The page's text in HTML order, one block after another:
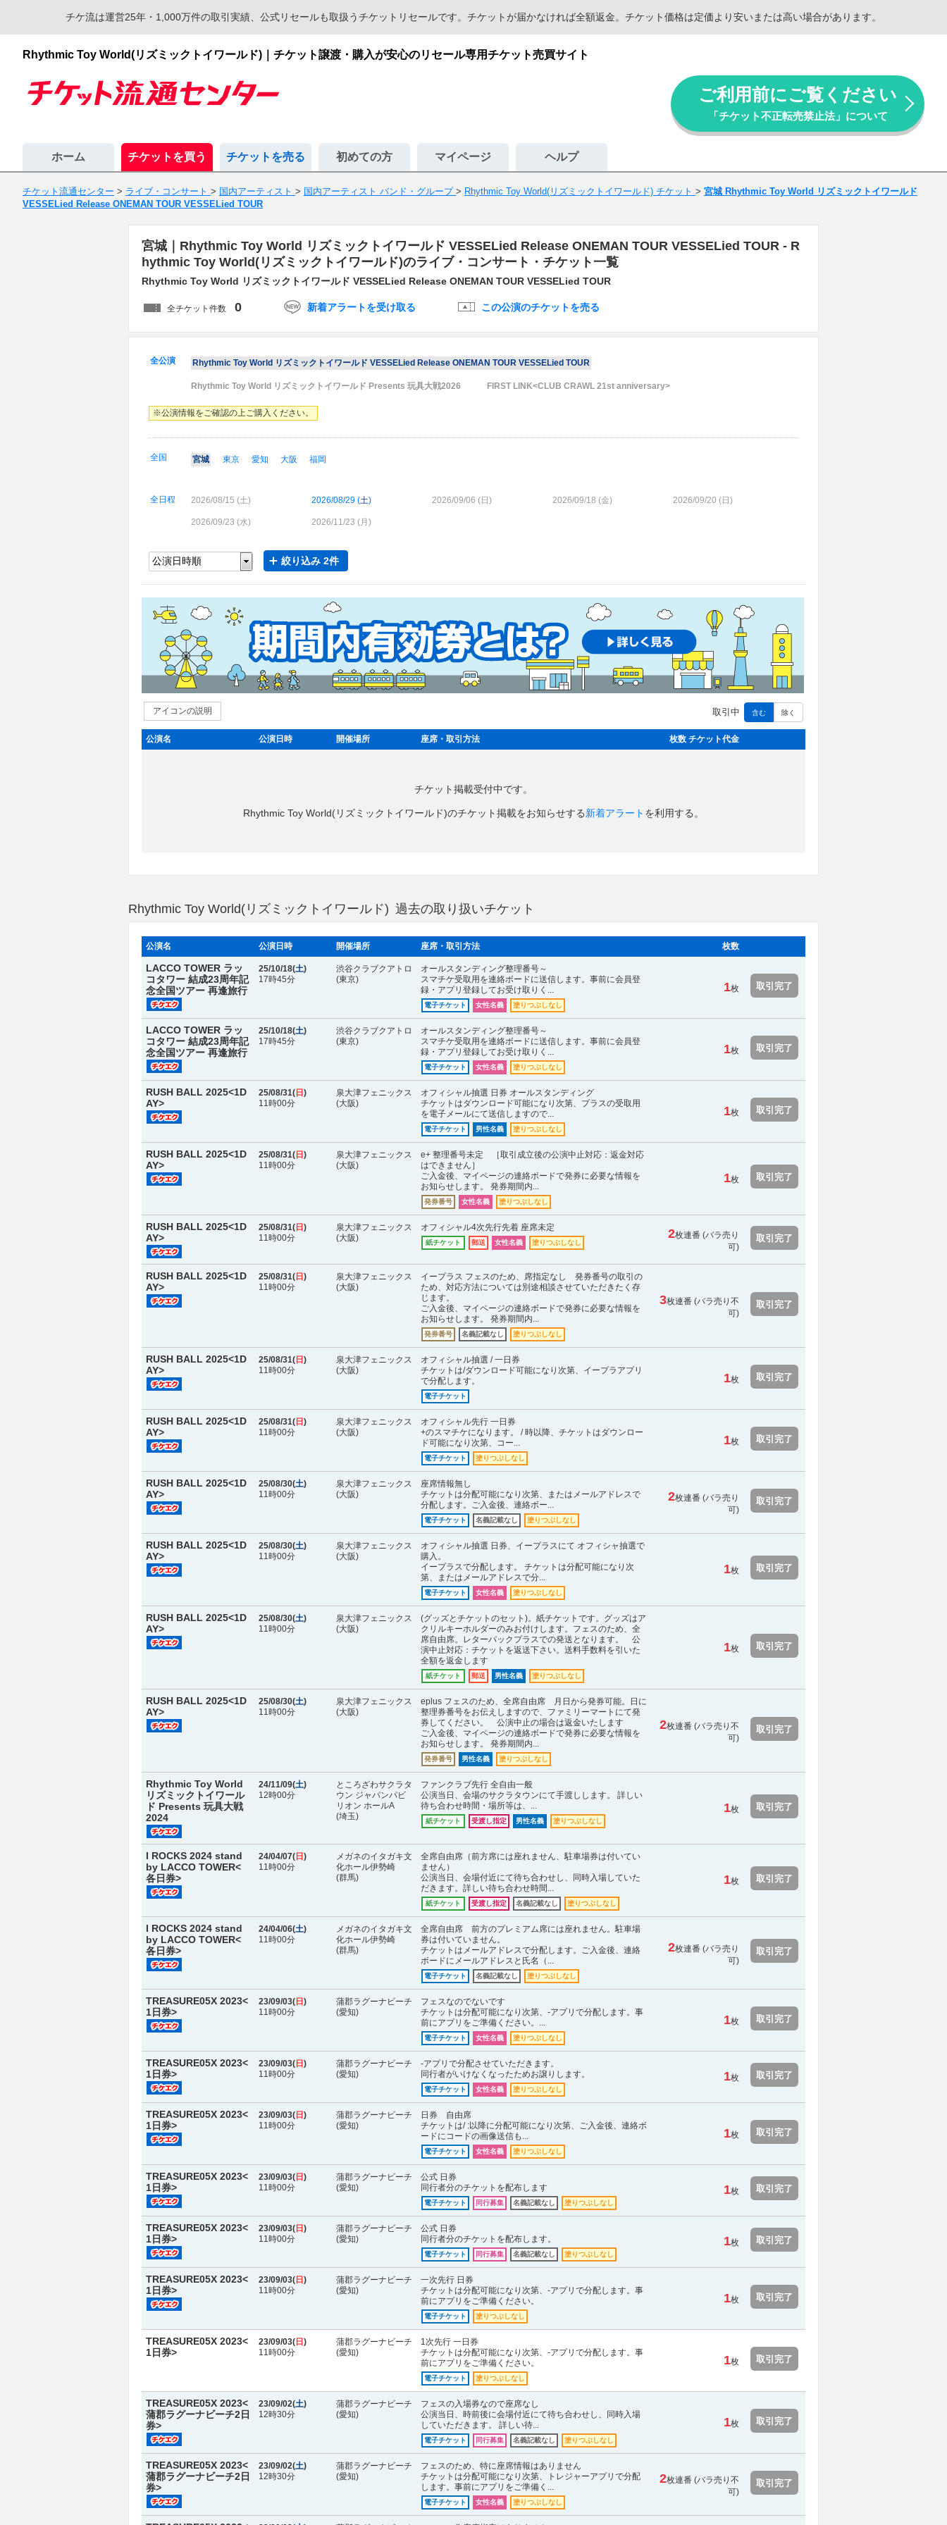
チケ流は運営25年・1,000万件の取引実績、公式リセールも取扱うチケットリセールです。チケットが届かなければ全額返金。チケット価格は定価より安いまたは高い場合があります。
Rhythmic Toy World(リズミックトイワールド)｜チケット譲渡・購入が安心のリセール専用チケット売買サイト
ご利用前にご覧ください
「チケット不正転売禁止法」について
ホーム チケットを買う チケットを売る 初めての方 マイページ ヘルプ
チケット流通センター > ライブ・コンサート > 国内アーティスト > 国内アーティスト バンド・グループ > Rhythmic Toy World(リズミックトイワールド) チケット > 宮城 Rhythmic Toy World リズミックトイワールド
VESSELied Release ONEMAN TOUR VESSELied TOUR
宮城｜Rhythmic Toy World リズミックトイワールド VESSELied Release ONEMAN TOUR VESSELied TOUR - R
hythmic Toy World(リズミックトイワールド)のライブ・コンサート・チケット一覧
Rhythmic Toy World リズミックトイワールド VESSELied Release ONEMAN TOUR VESSELied TOUR
全チケット件数 0 新着アラートを受け取る この公演のチケットを売る
全公演 Rhythmic Toy World リズミックトイワールド VESSELied Release ONEMAN TOUR VESSELied TOUR
Rhythmic Toy World リズミックトイワールド Presents 玩具大戦2026 FIRST LINK<CLUB CRAWL 21st anniversary>
※公演情報をご確認の上ご購入ください。
全国 宮城 東京 愛知 大阪 福岡
全日程 2026/08/15 (土) 2026/08/29 (土) 2026/09/06 ( 日 ) 2026/09/18 (金) 2026/09/20 ( 日 )
2026/09/23 (水) 2026/11/23 (月 )
絞り込み 2件
アイコンの説明 取引中 含む 除く
公演名 公演日時 開催場所 座席・取引方法 枚数 チケット代金
チケット掲載受付中です。
Rhythmic Toy World(リズミックトイワールド)のチケット掲載をお知らせする新着アラート を利用する。
Rhythmic Toy World(リズミックトイワールド) 過去の取り扱いチケット
公演名 公演日時 開催場所 座席・取引方法 枚数
LACCO TOWER ラッ
コタワー 結成23周年記
念全国ツアー 再逢旅行
25/10/18(土)
17時45分
渋谷クラブクアトロ
(東京)
オールスタンディング整理番号～
スマチケ受取用を連絡ボードに送信します。事前に会員登
録・アプリ登録してお受け取りく...
電子チケット 女性名義 塗りつぶしなし
1枚 取引完了
LACCO TOWER ラッ
コタワー 結成23周年記
念全国ツアー 再逢旅行
25/10/18(土)
17時45分
渋谷クラブクアトロ
(東京)
オールスタンディング整理番号～
スマチケ受取用を連絡ボードに送信します。事前に会員登
録・アプリ登録してお受け取りく...
電子チケット 女性名義 塗りつぶしなし
1枚 取引完了
RUSH BALL 2025<1D
AY>
25/08/31( 日 )
11時00分
泉大津フェニックス
(大阪)
オフィシャル抽選 日券 オールスタンディング
チケットはダウンロード可能になり次第、プラスの受取用
を電子メールにて送信しますので...
電子チケット 男性名義 塗りつぶしなし
1枚 取引完了
RUSH BALL 2025<1D
AY>
25/08/31( 日 )
11時00分
泉大津フェニックス
(大阪)
e+ 整理番号未定 ［取引成立後の公演中止対応：返金対応
はできません］
ご入金後、マイページの連絡ボードで発券に必要な情報を
お知らせします。 発券期間内...
発券番号 女性名義 塗りつぶしなし
1枚 取引完了
RUSH BALL 2025<1D
AY>
25/08/31( 日 )
11時00分
泉大津フェニックス
(大阪)
オフィシャル4次先行先着 座席未定
紙チケット 郵送 女性名義 塗りつぶしなし
2枚連番 (バラ売り
可)
取引完了
RUSH BALL 2025<1D
AY>
25/08/31( 日 )
11時00分
泉大津フェニックス
(大阪)
イープラス フェスのため、席指定なし 発券番号の取引の
ため、対応方法については別途相談させていただきたく存
じます。
ご入金後、マイページの連絡ボードで発券に必要な情報を
お知らせします。 発券期間内...
発券番号 名義記載なし 塗りつぶしなし
3枚連番 (バラ売り不
可)
取引完了
RUSH BALL 2025<1D
AY>
25/08/31( 日 )
11時00分
泉大津フェニックス
(大阪)
オフィシャル抽選 / 一日券
チケットは/ダウンロード可能になり次第、イープラアプリ
で分配します。
電子チケット
1枚 取引完了
RUSH BALL 2025<1D
AY>
25/08/31( 日 )
11時00分
泉大津フェニックス
(大阪)
オフィシャル先行 一日券
+のスマチケになります。 / 時以降、チケットはダウンロー
ド可能になり次第、コー...
電子チケット 塗りつぶしなし
1枚 取引完了
RUSH BALL 2025<1D
AY>
25/08/30(土)
11時00分
泉大津フェニックス
(大阪)
座席情報無し
チケットは分配可能になり次第、またはメールアドレスで
分配します。ご入金後、連絡ボー...
電子チケット 名義記載なし 塗りつぶしなし
2枚連番 (バラ売り
可)
取引完了
RUSH BALL 2025<1D
AY>
25/08/30(土)
11時00分
泉大津フェニックス
(大阪)
オフィシャル抽選 日券、イープラスにて オフィシャ抽選で
購入。
イープラスで分配します。 チケットは分配可能になり次
第、またはメールアドレスで分...
電子チケット 女性名義 塗りつぶしなし
1枚 取引完了
RUSH BALL 2025<1D
AY>
25/08/30(土)
11時00分
泉大津フェニックス
(大阪)
(グッズとチケットのセット)。紙チケットです。グッズはア
クリルキーホルダーのみお付けします。フェスのため、全
席自由席。レターパックプラスでの発送となります。 公
演中止対応：チケットを返送下さい。送料手数料を引いた
全額を返金します
紙チケット 郵送 男性名義 塗りつぶしなし
1枚 取引完了
RUSH BALL 2025<1D
AY>
25/08/30(土)
11時00分
泉大津フェニックス
(大阪)
eplus フェスのため、全席自由席 月日から発券可能。日に
整理券番号をお伝えしますので、ファミリーマートにて発
券してください。 公演中止の場合は返金いたします
ご入金後、マイページの連絡ボードで発券に必要な情報を
お知らせします。 発券期間内...
発券番号 男性名義 塗りつぶしなし
2枚連番 (バラ売り不
可)
取引完了
Rhythmic Toy World
リズミックトイワール
ド Presents 玩具大戦
2024
24/11/09(土)
12時00分
ところざわサクラタ
ウン ジャパンパビ
リオン ホールA
(埼玉)
ファンクラブ先行 全自由一般
公演当日、会場のサクラタウンにて手渡しします。 詳しい
待ち合わせ時間・場所等は、...
紙チケット 受渡し指定 男性名義 塗りつぶしなし
1枚 取引完了
I ROCKS 2024 stand
by LACCO TOWER<
各日券>
24/04/07( 日 )
11時00分
メガネのイタガキ文
化ホール伊勢崎
(群馬)
全席自由席（前方席には座れません、駐車場券は付いてい
ません）
公演当日、会場付近にて待ち合わせし、同時入場していた
だきます。詳しい待ち合わせ時間...
紙チケット 受渡し指定 名義記載なし 塗りつぶしなし
1枚 取引完了
I ROCKS 2024 stand
by LACCO TOWER<
各日券>
24/04/06(土)
11時00分
メガネのイタガキ文
化ホール伊勢崎
(群馬)
全席自由席 前方のプレミアム席には座れません。駐車場
券は付いていません。
チケットはメールアドレスで分配します。ご入金後、連絡
ボードにメールアドレスと氏名（...
電子チケット 名義記載なし 塗りつぶしなし
2枚連番 (バラ売り
可)
取引完了
TREASURE05X 2023<
1日券>
23/09/03( 日 )
11時00分
蒲郡ラグーナビーチ
(愛知)
フェスなのでないです
チケットは分配可能になり次第、-アプリで分配します。事
前にアプリをご準備ください。...
電子チケット 女性名義 塗りつぶしなし
1枚 取引完了
TREASURE05X 2023<
1日券>
23/09/03( 日 )
11時00分
蒲郡ラグーナビーチ
(愛知)
-アプリで分配させていただきます。
同行者がいけなくなったためお譲りします。
電子チケット 女性名義 塗りつぶしなし
1枚 取引完了
TREASURE05X 2023<
1日券>
23/09/03( 日 )
11時00分
蒲郡ラグーナビーチ
(愛知)
日券 自由席
チケットは/ :以降に分配可能になり次第、ご入金後、連絡ボ
ードにコードの画像送信も...
電子チケット 女性名義 塗りつぶしなし
1枚 取引完了
TREASURE05X 2023<
1日券>
23/09/03( 日 )
11時00分
蒲郡ラグーナビーチ
(愛知)
公式 日券
同行者分のチケットを配布します
電子チケット 同行募集 名義記載なし 塗りつぶしなし
1枚 取引完了
TREASURE05X 2023<
1日券>
23/09/03( 日 )
11時00分
蒲郡ラグーナビーチ
(愛知)
公式 日券
同行者分のチケットを配布します。
電子チケット 同行募集 名義記載なし 塗りつぶしなし
1枚 取引完了
TREASURE05X 2023<
1日券>
23/09/03( 日 )
11時00分
蒲郡ラグーナビーチ
(愛知)
一次先行 日券
チケットは分配可能になり次第、-アプリで分配します。事
前にアプリをご準備ください。
電子チケット 塗りつぶしなし
1枚 取引完了
TREASURE05X 2023<
1日券>
23/09/03( 日 )
11時00分
蒲郡ラグーナビーチ
(愛知)
1次先行 一日券
チケットは分配可能になり次第、-アプリで分配します。事
前にアプリをご準備ください。
電子チケット 塗りつぶしなし
1枚 取引完了
TREASURE05X 2023<
蒲郡ラグーナビーチ2日
券>
23/09/02(土)
12時30分
蒲郡ラグーナビーチ
(愛知)
フェスの入場券なので座席なし
公演当日、時前後に会場付近にて待ち合わせし、同時入場
していただきます。 詳しい待...
電子チケット 同行募集 名義記載なし 塗りつぶしなし
1枚 取引完了
TREASURE05X 2023<
蒲郡ラグーナビーチ2日
券>
23/09/02(土)
12時30分
蒲郡ラグーナビーチ
(愛知)
フェスのため、特に座席情報はありません
チケットは分配可能になり次第、トレジャーアプリで分配
します。事前にアプリをご準備く...
電子チケット 女性名義 塗りつぶしなし
2枚連番 (バラ売り不
可)
取引完了